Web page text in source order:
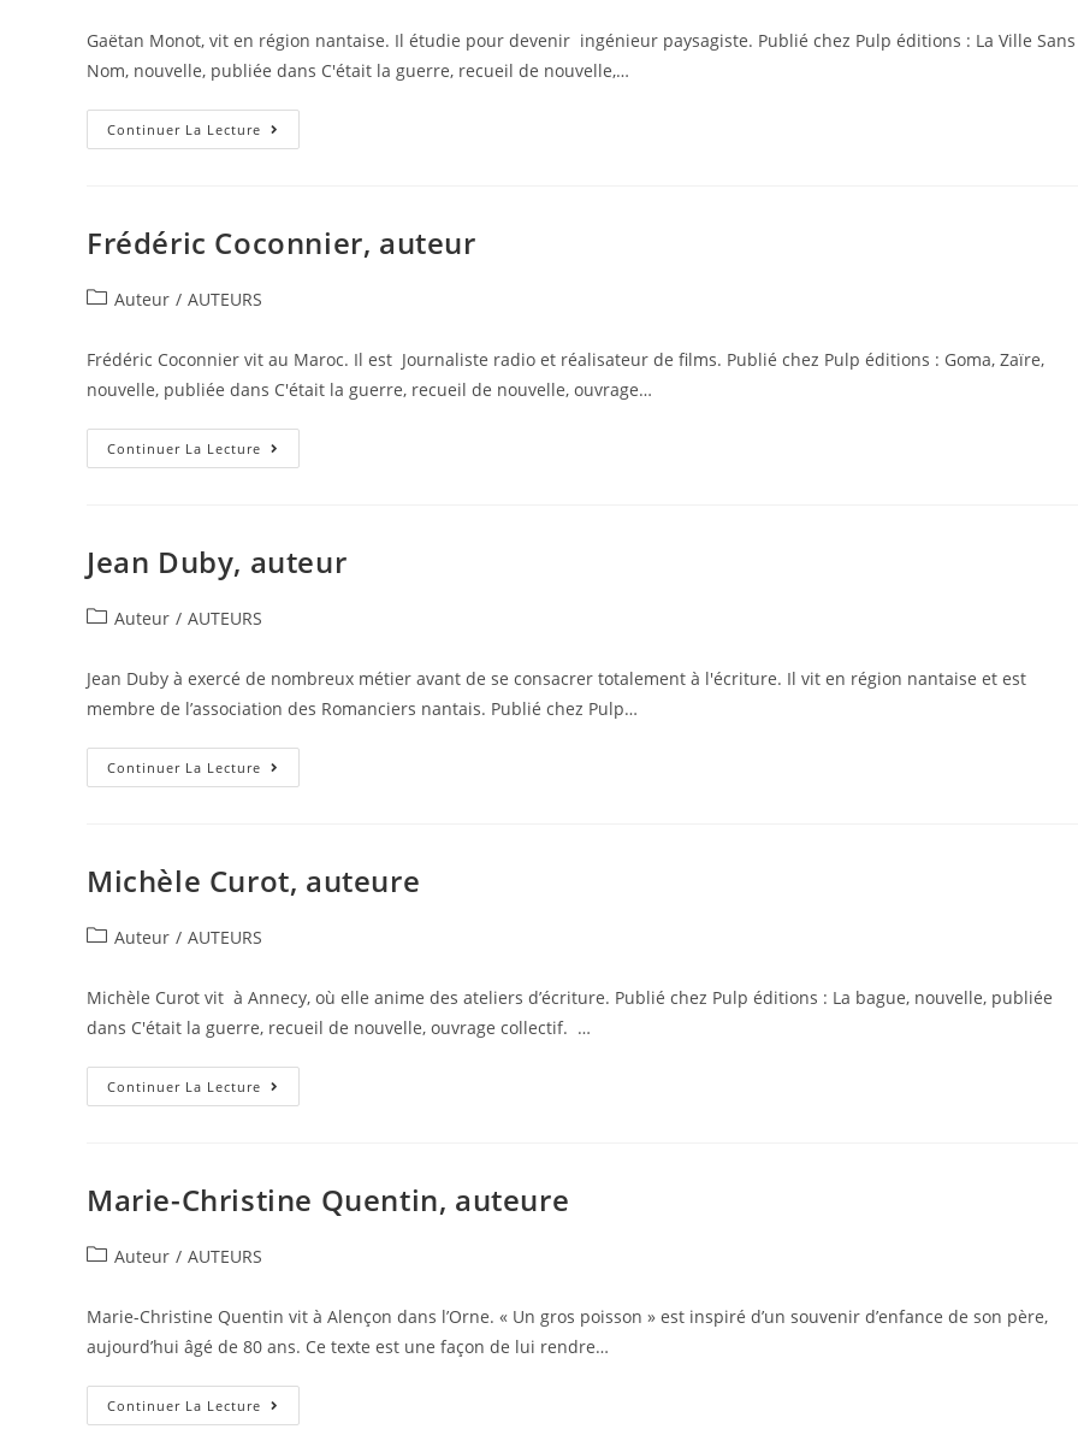
Gaëtan Monot, vit en région nantaise. Il étudie pour devenir ingénieur paysagiste. Publié chez Pulp éditions : La Ville Sans
Nom, nouvelle, publiée dans C'était la guerre, recueil de nouvelle,…
Continuer La Lecture
Frédéric Coconnier, auteur
Auteur / AUTEURS
Frédéric Coconnier vit au Maroc. Il est Journaliste radio et réalisateur de films. Publié chez Pulp éditions : Goma, Zaïre,
nouvelle, publiée dans C'était la guerre, recueil de nouvelle, ouvrage…
Continuer La Lecture
Jean Duby, auteur
Auteur / AUTEURS
Jean Duby à exercé de nombreux métier avant de se consacrer totalement à l'écriture. Il vit en région nantaise et est
membre de l’association des Romanciers nantais. Publié chez Pulp…
Continuer La Lecture
Michèle Curot, auteure
Auteur / AUTEURS
Michèle Curot vit à Annecy, où elle anime des ateliers d’écriture. Publié chez Pulp éditions : La bague, nouvelle, publiée
dans C'était la guerre, recueil de nouvelle, ouvrage collectif. …
Continuer La Lecture
Marie-Christine Quentin, auteure
Auteur / AUTEURS
Marie-Christine Quentin vit à Alençon dans l’Orne. « Un gros poisson » est inspiré d’un souvenir d’enfance de son père,
aujourd’hui âgé de 80 ans. Ce texte est une façon de lui rendre…
Continuer La Lecture